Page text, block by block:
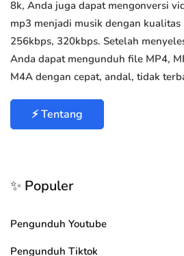
8k, Anda juga dapat mengonversi
mp3 menjadi musik dengan
256kbps, 320kbps. Setelah
Anda dapat mengunduh file MP4,
M4A dengan cepat, andal, tidak
⚡ Tentang
✨ Populer
Pengunduh Youtube
Pengunduh Tiktok